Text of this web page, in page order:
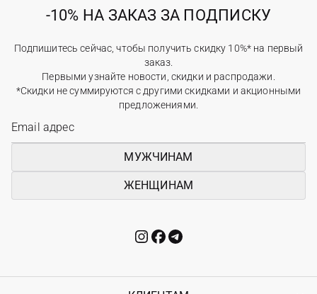
-10% НА ЗАКАЗ ЗА ПОДПИСКУ
Подпишитесь сейчас, чтобы получить скидку 10%* на первый
заказ.
Первыми узнайте новости, скидки и распродажи.
*Скидки не суммируются с другими скидками и акционными
предложениями.
МУЖЧИНАМ
ЖЕНЩИНАМ